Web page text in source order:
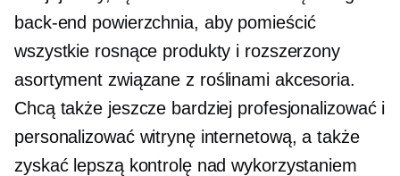
back-end powierzchnia, aby pomieścić
wszystkie rosnące produkty i rozszerzony
asortyment związane z roślinamiakcesoria.
Chcą także jeszcze bardziej profesjonalizować i
personalizować witrynę internetową, a także
zyskać lepszą kontrolę nad wykorzystaniem